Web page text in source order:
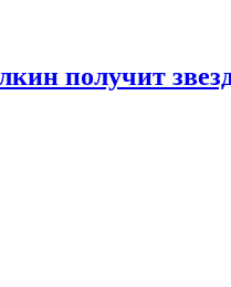
получит